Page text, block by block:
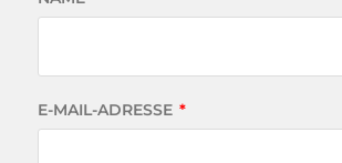
E-MAIL-ADRESSE *